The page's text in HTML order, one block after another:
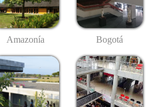
Amazonía Bogotá